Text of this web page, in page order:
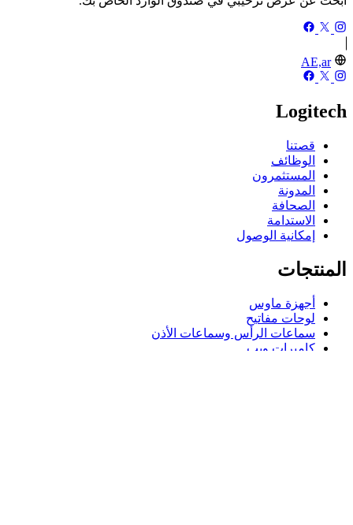
AE,ar
Logitech
قصتنا
الوظائف
المستثمرون
المدونة
الصحافة
الاستدامة
إمكانية الوصول
المنتجات
أجهزة ماوس
لوحات مفاتيح
سماعات الرأس وسماعات الأذن
كاميرات ويب